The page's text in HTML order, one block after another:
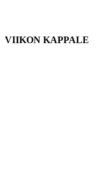
VIIKON KAPPALE